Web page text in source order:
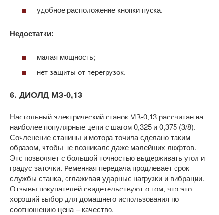
удобное расположение кнопки пуска.
Недостатки:
малая мощность;
нет защиты от перегрузок.
6. ДИОЛД МЗ-0,13
Настольный электрический станок МЗ-0,13 рассчитан на
наиболее популярные цепи с шагом 0,325 и 0,375 (3/8).
Сочленение станины и мотора точила сделано таким
образом, чтобы не возникало даже малейших люфтов.
Это позволяет с большой точностью выдерживать угол и
градус заточки. Ременная передача продлевает срок
службы станка, сглаживая ударные нагрузки и вибрации.
Отзывы покупателей свидетельствуют о том, что это
хороший выбор для домашнего использования по
соотношению цена – качество.